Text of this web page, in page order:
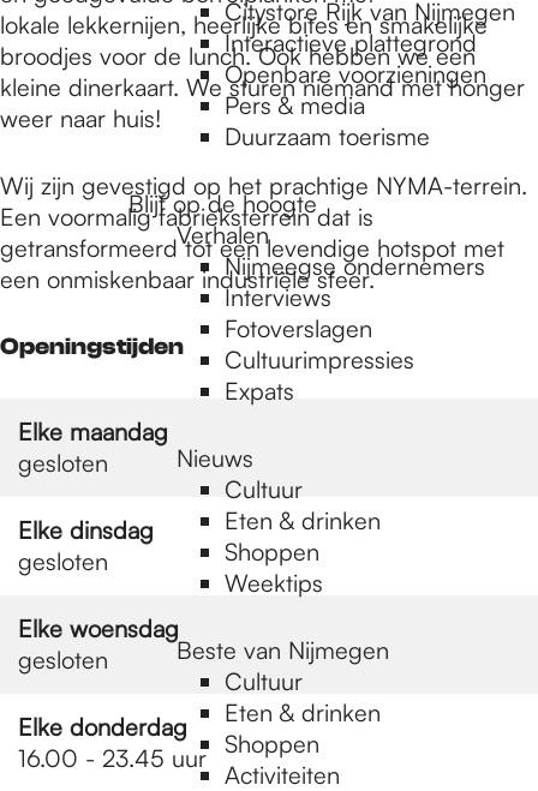
Citystore Rijk van Nijmegen
Interactieve plattegrond
Openbare voorzieningen
Pers & media
Duurzaam toerisme
Blijf op de hoogte
Verhalen
Nijmeegse ondernemers
Interviews
Fotoverslagen
Cultuurimpressies
Expats
Nieuws
Cultuur
Eten & drinken
Shoppen
Weektips
Beste van Nijmegen
Cultuur
Eten & drinken
Shoppen
Activiteiten
lokale lekkernijen, heerlijke bites en smakelijke
broodjes voor de lunch. Ook hebben we een
kleine dinerkaart. We sturen niemand met honger
weer naar huis!
Wij zijn gevestigd op het prachtige NYMA-terrein.
Een voormalig fabrieksterrein dat is
getransformeerd tot een levendige hotspot met
een onmiskenbaar industriële sfeer.
Openingstijden
Elke maandag
gesloten
Elke dinsdag
gesloten
Elke woensdag
gesloten
Elke donderdag
16.00 - 23.45 uur